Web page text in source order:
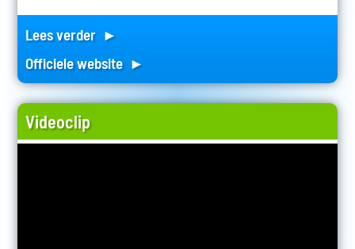
Lees verder ►
Officiele website ►
Videoclip